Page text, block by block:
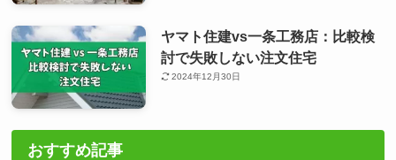
ヤマト住建vs一条工務店：比較検
討で失敗しない注文住宅
2024年12月30日
おすすめ記事